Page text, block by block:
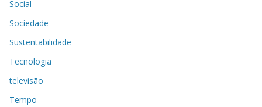
Social
Sociedade
Sustentabilidade
Tecnologia
televisão
Tempo